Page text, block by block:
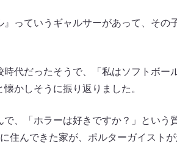
』っていうギャルサーがあって、そ
時代だったそうで、「私はソフトボー
かしそうに振り返りました。
で、「ホラーは好きですか？」とい
住んできた家が、ポルターガイスト